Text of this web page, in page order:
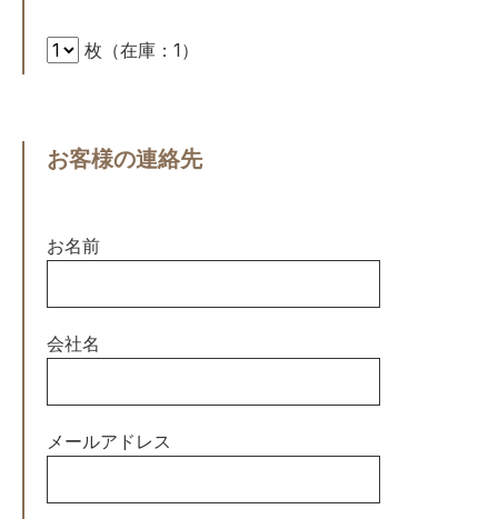
枚（在庫：1）
お客様の連絡先
お名前
会社名
メールアドレス